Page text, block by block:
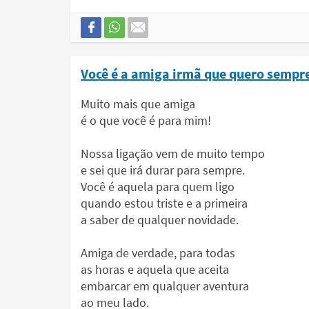
Você é a amiga irmã que quero
Muito mais que amiga
é o que você é para mim!
Nossa ligação vem de muito tempo
e sei que irá durar para sempre.
Você é aquela para quem ligo
quando estou triste e a primeira
a saber de qualquer novidade.
Amiga de verdade, para todas
as horas e aquela que aceita
embarcar em qualquer aventura
ao meu lado.